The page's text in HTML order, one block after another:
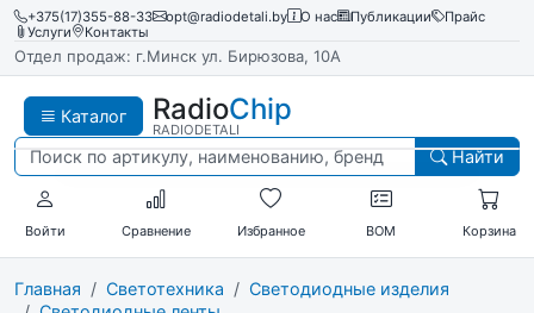
+375(17)355-88-33 opt@radiodetali.by О нас Публикации
Прайс
Услуги
Контакты
Отдел продаж: г.Минск ул. Бирюзова, 10А
Каталог RadioChip
RADIODETALI
Найти
Войти Сравнение Избранное BOM Корзина
Главная Светотехника
Светодиодные изделия